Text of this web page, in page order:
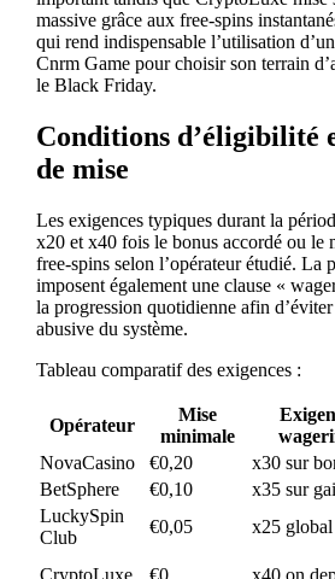
massive grâce aux free‑spins
qui rend indispensable l’utilisation
Cnrm Game pour choisir son terrain
le Black Friday.
Conditions d’éligibilité
de mise
Les exigences typiques durant la
x20 et x40 fois le bonus accordé ou le
free‑spins selon l’opérateur étudié. La
imposent également une clause «
la progression quotidienne afin
abusive du système.
Tableau comparatif des exigences :
Opérateur
Mise
minimale
NovaCasino
€0,20 x30 sur
BetSphere
€0,10 x35 sur
LuckySpin
Club
€0,05 x25 global
CryptoLuxe €0 x40 on